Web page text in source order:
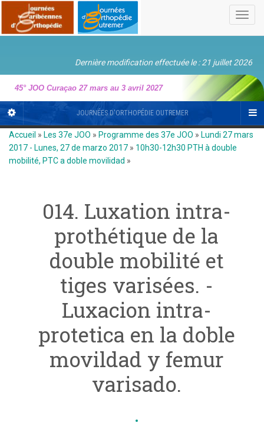
Dernière modification effectuée le : 21 juillet 2026
45° JOO Curaçao 27 mars au 3 avril 2027
JOURNÉES D'ORTHOPÉDIE OUTREMER
Accueil » Les 37e JOO » Programme des 37e JOO » Lundi 27 mars
2017 - Lunes, 27 de marzo 2017 » 10h30-12h30 PTH à double
mobilité, PTC a doble movilidad »
014. Luxation intra-
prothétique de la
double mobilité et
tiges varisées. -
Luxacion intra-
protetica en la doble
movildad y femur
varisado.